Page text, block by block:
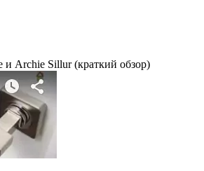
Archie Sillur (краткий обзор)